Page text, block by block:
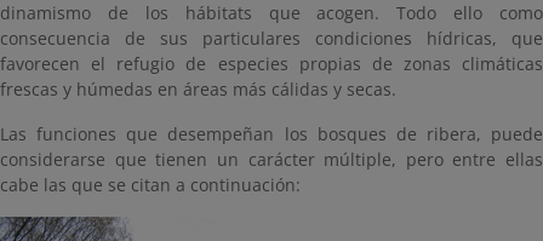
dinamismo de los hábitats que acogen. Todo ello como
consecuencia de sus particulares condiciones hídricas, que
favorecen el refugio de especies propias de zonas climáticas
frescas y húmedas en áreas más cálidas y secas.
Las funciones que desempeñan los bosques de ribera, puede
considerarse que tienen un carácter múltiple, pero entre ellas
cabe las que se citan a continuación: